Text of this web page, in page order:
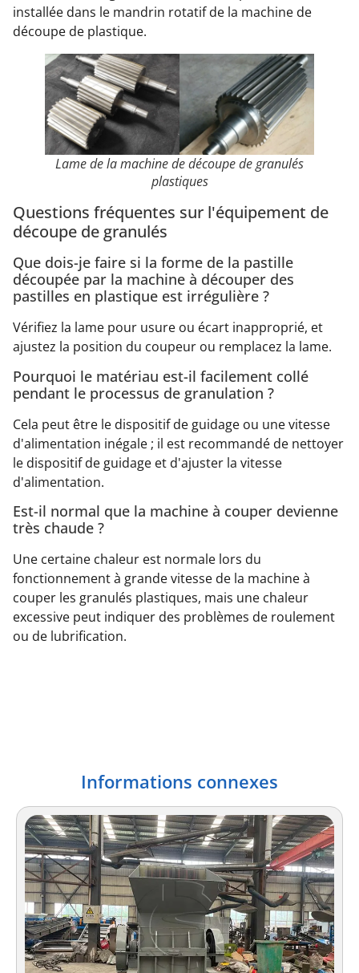
installée dans le mandrin rotatif de la machine de
découpe de plastique.
Lame de la machine de découpe de granulés
plastiques
Questions fréquentes sur l'équipement de
découpe de granulés
Que dois-je faire si la forme de la pastille
découpée par la machine à découper des
pastilles en plastique est irrégulière ?
Vérifiez la lame pour usure ou écart inapproprié, et
ajustez la position du coupeur ou remplacez la lame.
Pourquoi le matériau est-il facilement collé
pendant le processus de granulation ?
Cela peut être le dispositif de guidage ou une vitesse
d'alimentation inégale ; il est recommandé de nettoyer
le dispositif de guidage et d'ajuster la vitesse
d'alimentation.
Est-il normal que la machine à couper devienne
très chaude ?
Une certaine chaleur est normale lors du
fonctionnement à grande vitesse de la machine à
couper les granulés plastiques, mais une chaleur
excessive peut indiquer des problèmes de roulement
ou de lubrification.
Informations connexes